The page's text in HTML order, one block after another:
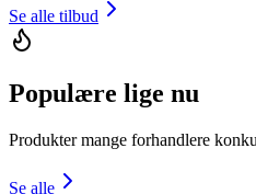
Se alle tilbud
Populære lige nu
Produkter mange forhandlere
Se alle